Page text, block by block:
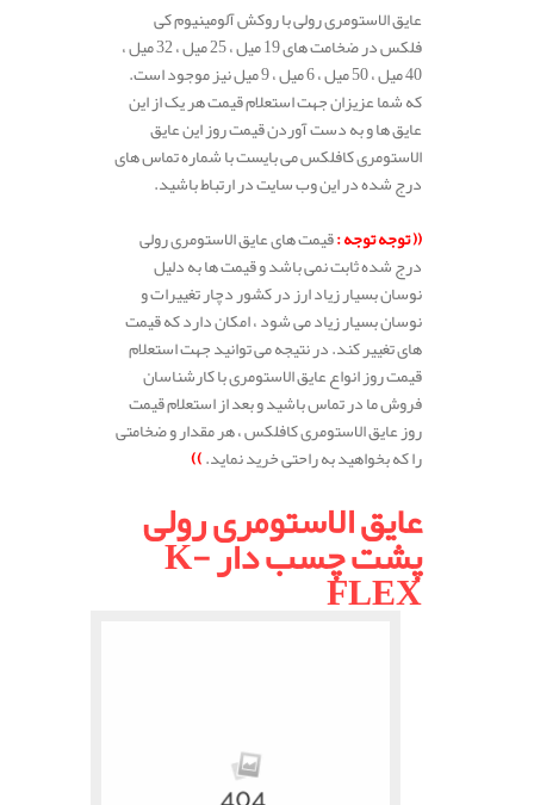
عایق الاستومری رولی با روکش آلومینیوم کی
فلکس در ضخامت های 19 میل ، 25 میل ، 32 میل ،
40 میل ، 50 میل ، 6 میل ، 9 میل نیز موجود است.
که شما عزیزان جهت استعلام قیمت هر یک از این
عایق ها و به دست آوردن قیمت روز این عایق
الاستومری کافلکس می بایست با شماره تماس های
درج شده در این وب سایت در ارتباط باشید.
(( توجه توجه :قیمت های عایق الاستومری رولی
درج شده ثابت نمی باشد و قیمت ها به دلیل
نوسان بسیار زیاد ارز در کشور دچار تغییرات و
نوسان بسیار زیاد می شود ، امکان دارد که قیمت
های تغییر کند. در نتیجه می توانید جهت استعلام
قیمت روز انواع عایق الاستومری با کارشناسان
فروش ما در تماس باشید و بعد از استعلام قیمت
روز عایق الاستومری کافلکس ، هر مقدار و ضخامتی
را که بخواهید به راحتی خرید نماید.))
عایق الاستومری رولی
پشت چسب دار K- FLEX